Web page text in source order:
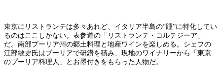
東京にリストランテは多々あれど、イタリア半島の“踵”に特化してい
るのはここしかない。表参道の「リストランテ・コルテジーア」
だ。南部プーリア州の郷土料理と地産ワインを楽しめる。シェフの
江部敏史氏はプーリアで研鑽を積み、現地のワイナリーから「東京
のプーリア料理人」とお墨付きをもらった人物だ。